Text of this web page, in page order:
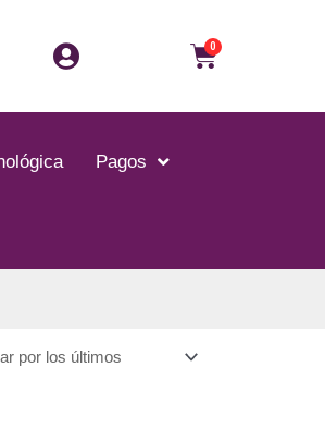
0Carrito
Pagos